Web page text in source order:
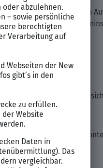
teilen, die ohne großen
zu verreisen», so
mitbringt und bereit ist,
schon täglich ran und